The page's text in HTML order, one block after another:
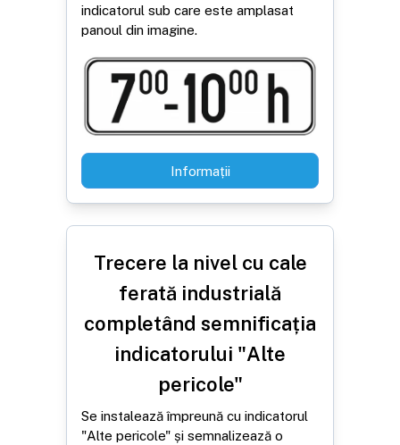
indicatorul sub care este amplasat
panoul din imagine.
Informații
Trecere la nivel cu cale
ferată industrială
completând semnificația
indicatorului "Alte
pericole"
Se instalează împreună cu indicatorul
"Alte pericole" și semnalizează o